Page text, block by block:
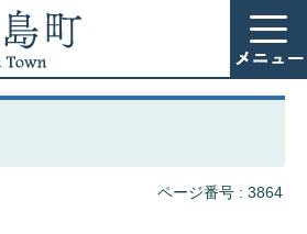
ページ番号 : 3864